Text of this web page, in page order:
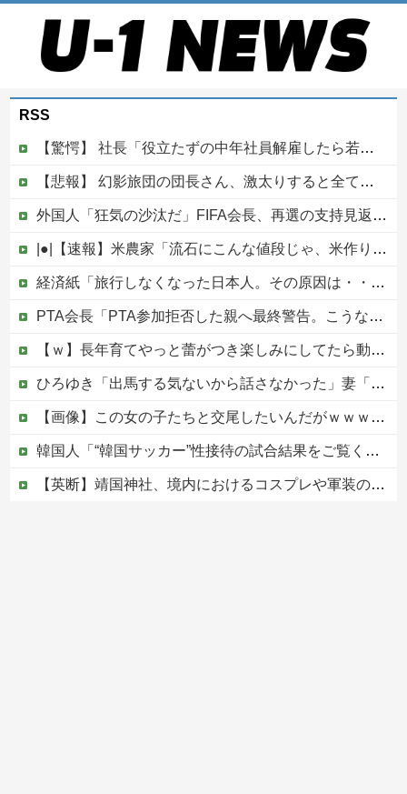
RSS
【驚愕】 社長「役立たずの中年社員解雇したら若手もみんな辞めてしまった…」
【悲報】 幻影旅団の団長さん、激太りすると全てが台無しになる
外国人「狂気の沙汰だ」FIFA会長、再選の支持見返りにモロッコへ2030年W杯決勝の開催を打診か！海外から批判殺到！【海外の反応】
|●|【速報】米農家「流石にこんな値段じゃ、米作り辞める人、出るんじゃないかなあ？？」
経済紙「旅行しなくなった日本人。その原因は・・・」→ネット民、総ツッコミで“真の原因”を突き付ける他
PTA会長「PTA参加拒否した親へ最終警告。こうなってもいい？」
【ｗ】長年育てやっと蕾がつき楽しみにしてたら動物の死肉に擬態（外観・腐肉臭）する花が！
ひろゆき「出馬する気ないから話さなかった」妻「それでも不誠実だろ」→離婚協議へｗｗｗｗｗ
【画像】この女の子たちと交尾したいんだがｗｗｗｗｗ
韓国人「“韓国サッカー”性接待の試合結果をご覧ください」→「マッサージ効果は間違いないねｗ」「これが本当のベッドサッカーだ」
【英断】靖国神社、境内におけるコスプレや軍装の禁止を発表「厳粛で神聖なる場所」